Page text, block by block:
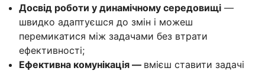
Досвід роботи у динамічному середовищі —
швидко адаптуєшся до змін і можеш
перемикатися між задачами без втрати
ефективності;
Ефективна комунікація — вмієш ставити задачі